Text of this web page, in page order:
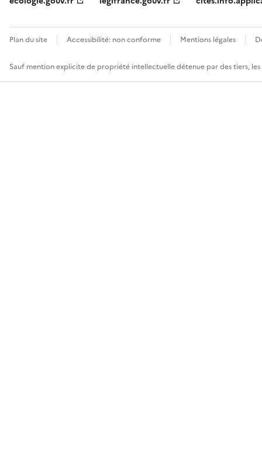
Plan du site Accessibilité: non conforme Mentions légales
Sauf mention explicite de propriété intellectuelle détenue par des tiers,